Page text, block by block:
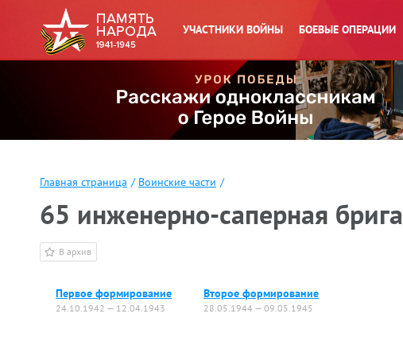
УЧАСТНИКИ ВОЙНЫ БОЕВЫЕ ОПЕРАЦИИ
Главная страница / Воинские части /
65 инженерно-саперная
В архив
Первое формирование
24.10.1942 — 12.04.1943
Второе формирование
28.05.1944 — 09.05.1945